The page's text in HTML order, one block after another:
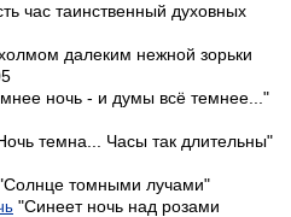
час таинственный духовных
далеким нежной зорьки
ночь - и думы всё темнее..."
темна... Часы так длительны"
томными лучами"
"Синеет ночь над розами